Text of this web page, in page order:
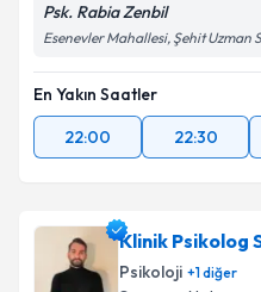
Psk. Rabia Zenbil
Esenevler Mahallesi, Şehit Uzman
En Yakın Saatler
22:00
22:30
Klinik Psikolog
Psikoloji +1diğer